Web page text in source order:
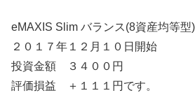
eMAXIS Slim バランス(8資産均等型
２０１７年１２月１０日開始
投資金額 ３４００円
評価損益 ＋１１１円です。